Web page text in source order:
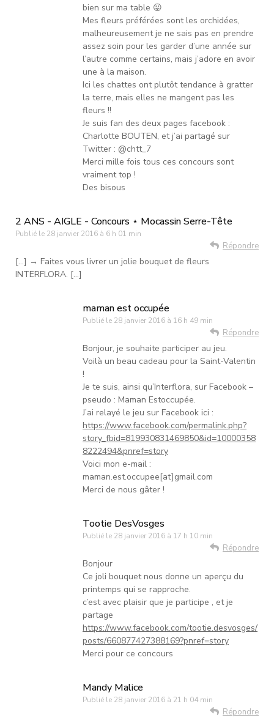
bien sur ma table 😛
Mes fleurs préférées sont les orchidées,
malheureusement je ne sais pas en prendre
assez soin pour les garder d’une année sur
l’autre comme certains, mais j’adore en avoir
une à la maison.
Ici les chattes ont plutôt tendance à gratter
la terre, mais elles ne mangent pas les
fleurs !!
Je suis fan des deux pages facebook :
Charlotte BOUTEN, et j’ai partagé sur
Twitter : @chtt_7
Merci mille fois tous ces concours sont
vraiment top !
Des bisous
2 ANS - AIGLE - Concours ⋆ Mocassin Serre-Tête
Publié le 28 janvier 2016 à 6 h 01 min
Répondre
[…] → Faites vous livrer un jolie bouquet de fleurs
INTERFLORA. […]
maman est occupée
Publié le 28 janvier 2016 à 16 h 49 min
Répondre
Bonjour, je souhaite participer au jeu.
Voilà un beau cadeau pour la Saint-Valentin
!
Je te suis, ainsi qu’Interflora, sur Facebook –
pseudo : Maman Estoccupée.
J’ai relayé le jeu sur Facebook ici :
https://www.facebook.com/permalink.php?
story_fbid=819930831469850&id=10000358
8222494&pnref=story
Voici mon e-mail :
maman.est.occupee[at]gmail.com
Merci de nous gâter !
Tootie DesVosges
Publié le 28 janvier 2016 à 17 h 10 min
Répondre
Bonjour
Ce joli bouquet nous donne un aperçu du
printemps qui se rapproche.
c’est avec plaisir que je participe , et je
partage
https://www.facebook.com/tootie.desvosges/
posts/660877427388169?pnref=story
Merci pour ce concours
Mandy Malice
Publié le 28 janvier 2016 à 21 h 04 min
Répondre